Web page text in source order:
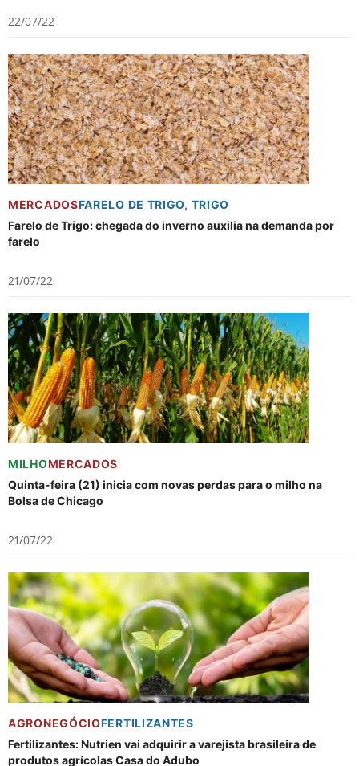
22/07/22
MERCADOSFARELO DE TRIGO, TRIGO
Farelo de Trigo: chegada do inverno auxilia na demanda por
farelo
21/07/22
MILHOMERCADOS
Quinta-feira (21) inicia com novas perdas para o milho na
Bolsa de Chicago
21/07/22
AGRONEGÓCIOFERTILIZANTES
Fertilizantes: Nutrien vai adquirir a varejista brasileira de
produtos agrícolas Casa do Adubo